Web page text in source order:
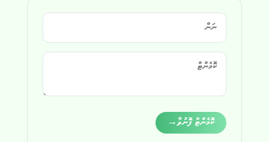
ކޮމެންޓް ފޮނުވާ→